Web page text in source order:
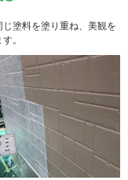
じ塗料を塗り重ね、美観を
。